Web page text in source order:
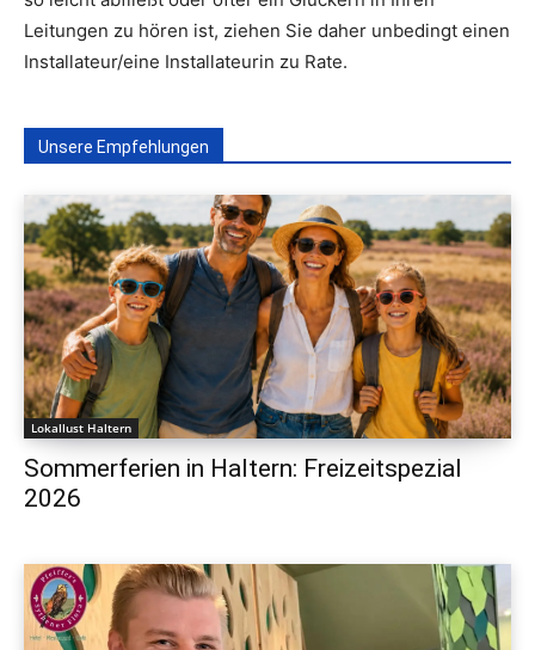
Leitungen zu hören ist, ziehen Sie daher unbedingt einen
Installateur/eine Installateurin zu Rate.
Unsere Empfehlungen
Lokallust Haltern
Sommerferien in Haltern: Freizeitspezial
2026